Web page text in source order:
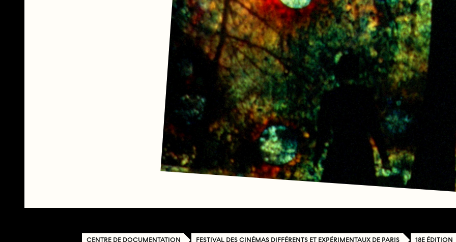
CENTRE DE DOCUMENTATION FESTIVAL DES CINÉMAS DIFFÉRENTS ET EXPÉRIMENTAUX DE PARIS 18E ÉDITION